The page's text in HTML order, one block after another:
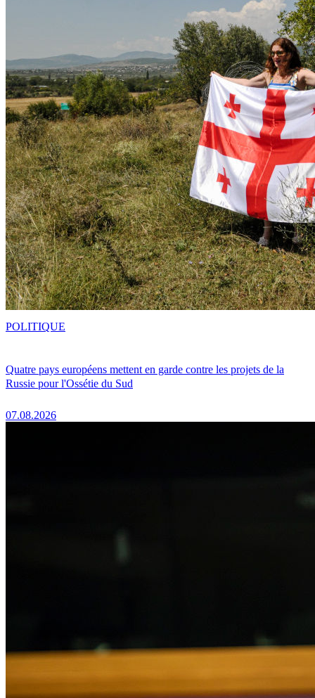
Quatre pays européens mettent en garde contre les projets de la
Russie pour l'Ossétie du Sud
07.08.2026
POLITIQUE